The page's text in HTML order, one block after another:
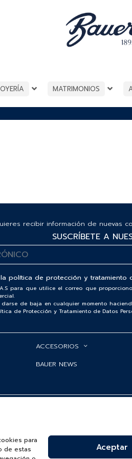
para
de estas
Aceptar
MATRIMONIOS
recibir información de nuevas
SUSCRÍBETE A
lapolítica de protección y tratamiento
para que utilice el correo que
de baja en cualquier momento
de Protección y Tratamiento de Datos
ACCESORIOS
BAUER NEWS